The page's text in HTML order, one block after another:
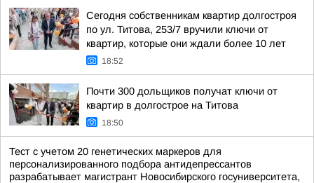
Сегодня собственникам квартир долгостроя
по ул. Титова, 253/7 вручили ключи от
квартир, которые они ждали более 10 лет
18:52
Почти 300 дольщиков получат ключи от
квартир в долгострое на Титова
18:50
Тест с учетом 20 генетических маркеров для
персонализированного подбора антидепрессантов
разрабатывает магистрант Новосибирского госуниверситета,